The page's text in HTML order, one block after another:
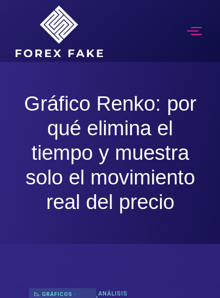
Gráfico Renko: por
qué elimina el
tiempo y muestra
solo el movimiento
real del precio
📉 GRÁFICOS ·
ANÁLISIS